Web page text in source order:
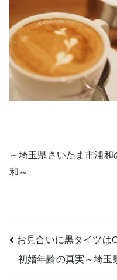
～埼玉県さいたま市浦
和～
投
稿
お見合いに黒タイツは
初婚年齢の真実～埼玉